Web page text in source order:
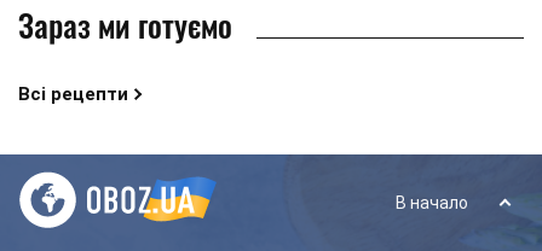
Зараз ми готуємо
Всі рецепти
В начало